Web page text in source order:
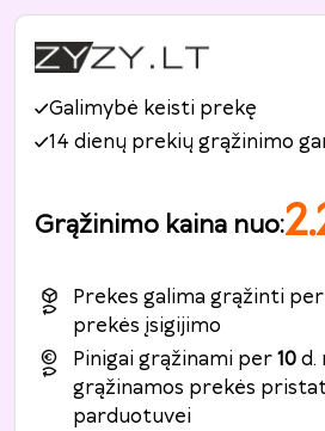
Galimybė keisti prekę
14 dienų prekių grąžinimo
Grąžinimo kaina nuo:
Prekes galima grąžinti per
prekės įsigijimo
Pinigai grąžinami per10d.
grąžinamos prekės
parduotuvei